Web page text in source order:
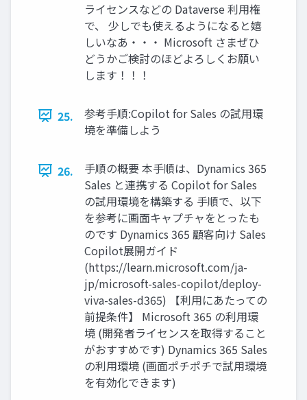
ライセンスなどの Dataverse 利用権
で、 少しでも使えるようになると嬉
しいなあ・・・ Microsoft さまぜひ
どうかご検討のほどよろしくお願い
します！！！
25.
参考手順:Copilot for Sales の試用環
境を準備しよう
26.
手順の概要 本手順は、Dynamics 365
Sales と連携する Copilot for Sales
の試用環境を構築する 手順で、以下
を参考に画面キャプチャをとったも
のです Dynamics 365 顧客向け Sales
Copilot展開ガイド
(https://learn.microsoft.com/ja-
jp/microsoft-sales-copilot/deploy-
viva-sales-d365) 【利用にあたっての
前提条件】 Microsoft 365 の利用環
境 (開発者ライセンスを取得すること
がおすすめです) Dynamics 365 Sales
の利用環境 (画面ポチポチで試用環境
を有効化できます)